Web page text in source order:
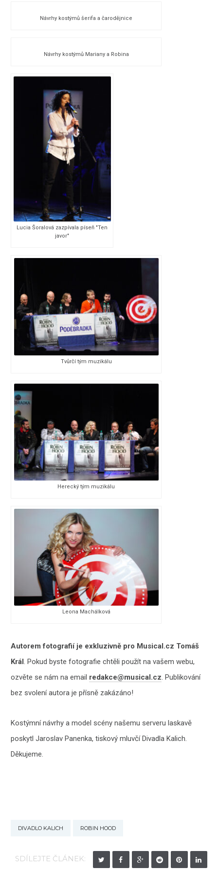
Návrhy kostýmů šerifa a čarodějnice
Návrhy kostýmů Mariany a Robina
Lucia Šoralová zazpívala píseň "Ten
javor"
Tvůrčí tým muzikálu
Herecký tým muzikálu
Leona Machálková
Autorem fotografií je exkluzivně pro Musical.cz Tomáš
Král. Pokud byste fotografie chtěli použít na vašem webu,
ozvěte se nám na email redakce@musical.cz. Publikování
bez svolení autora je přísně zakázáno!
Kostýmní návrhy a model scény našemu serveru laskavě
poskytl Jaroslav Panenka, tiskový mluvčí Divadla Kalich.
Děkujeme.
DIVADLO KALICH ROBIN HOOD
SDÍLEJTE ČLÁNEK: